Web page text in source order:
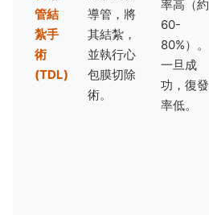
管結
紮手
術
(TDL)
導管，將
其結紮，
並執行心
包膜切除
術。
率高（約
60-
80%）。
一旦成
功，復發
率低。